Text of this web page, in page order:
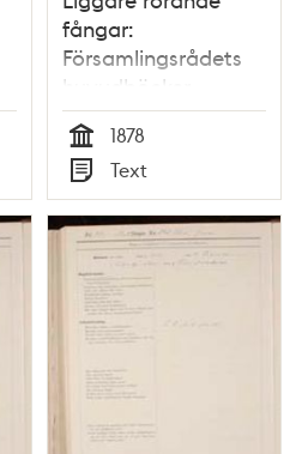
fångar:
Församlingsrådets
huvudböcker
(biografiböcker),
volym 5
Tid
1878
Typ
Text